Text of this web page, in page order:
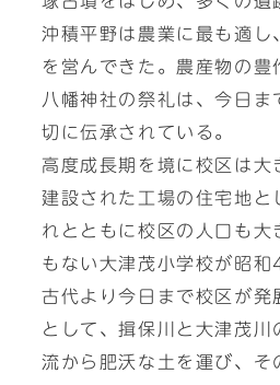
沖積平野は農業に最も適し
を営んできた。農産物の豊
八幡神社の祭礼は、今日
切に伝承されている。
高度成長期を境に校区は大
建設された工場の住宅地と
れとともに校区の人口も大
もない大津茂小学校が昭和
古代より今日まで校区が発
として、揖保川と大津茂川
流から肥沃な土を運び、そ